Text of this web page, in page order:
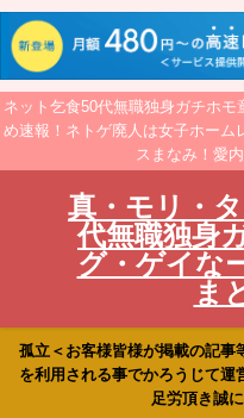
ネット乞食50代無職独身ガチホモ
め速報！ネトゲ廃人は女子ホーム
スまなみ！愛
真・モリ・
代無職独身
グ・ゲイな
ま
孤立＜お客様皆様が掲載の記事
を利用される事でかろうじて運
足労頂き誠